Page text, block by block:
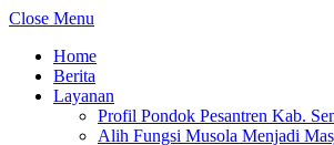
Close Menu
Home
Berita
Layanan
Profil Pondok Pesantren Kab.
Alih Fungsi Musola Menjadi